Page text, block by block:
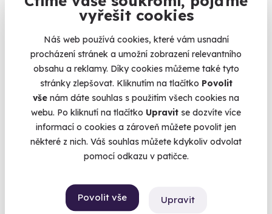
vyřešit cookies
Náš web používá cookies, které vám usnadní
procházení stránek a umožní zobrazení relevantního
obsahu a reklamy. Díky cookies můžeme také tyto
stránky zlepšovat. Kliknutím na tlačítko Povolit
vše nám dáte souhlas s použitím všech cookies na
webu. Po kliknutí na tlačítko Upravit se dozvíte více
informací o cookies a zároveň můžete povolit jen
některé z nich. Váš souhlas můžete kdykoliv odvolat
pomocí odkazu v patičce.
Povolit vše Upravit
8.9
Zážitková střelba: Zbraně z online stříleček -
11 zbraní
Vyzkoušejte si naživo zbraně, které znáte z oblíbených
stříleček!
Lomnice (okres Sokolov)
2 999 Kč